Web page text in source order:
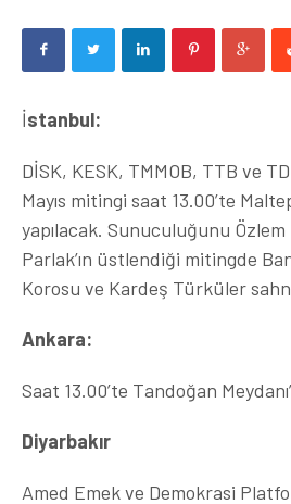
İstanbul:
DİSK, KESK, TMMOB, TTB ve
Mayıs mitingi saat 13.00’te
yapılacak. Sunuculuğunu
Parlak’ın üstlendiği mitingde
Korosu ve Kardeş Türküler
Ankara:
Saat 13.00’te Tandoğan
Diyarbakır
Amed Emek ve Demokrasi